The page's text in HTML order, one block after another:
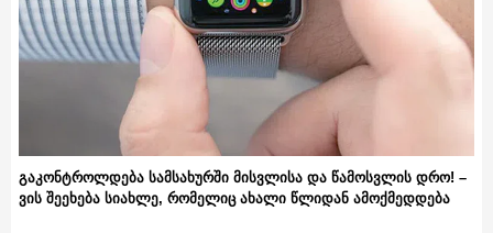
გაკონტროლდება სამსახურში მისვლისა და წამოსვლის დრო! –
ვის შეეხება სიახლე, რომელიც ახალი წლიდან ამოქმედდება